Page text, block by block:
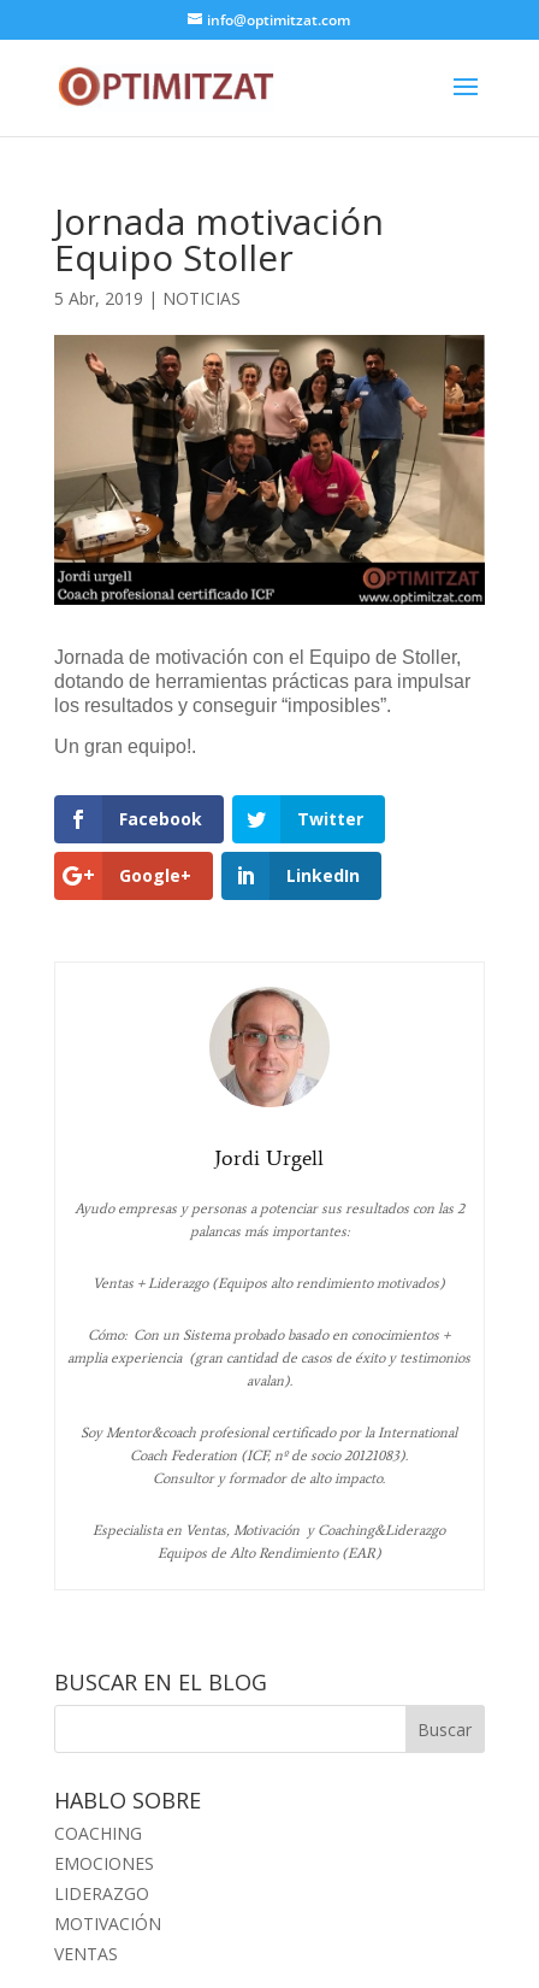
info@optimitzat.com
Jornada motivación
Equipo Stoller
5 Abr, 2019 | NOTICIAS
Jornada de motivación con el Equipo de Stoller,
dotando de herramientas prácticas para impulsar
los resultados y conseguir “imposibles”.
Un gran equipo!.
Facebook Twitter
Google+ LinkedIn
Jordi Urgell
Ayudo empresas y personas a potenciar sus resultados con las 2
palancas más importantes:
Ventas + Liderazgo (Equipos alto rendimiento motivados)
Cómo: Con un Sistema probado basado en conocimientos +
amplia experiencia (gran cantidad de casos de éxito y testimonios
avalan).
Soy Mentor&coach profesional certificado por la International
Coach Federation (ICF, nº de socio 20121083).
Consultor y formador de alto impacto.
Especialista en Ventas, Motivación y Coaching&Liderazgo
Equipos de Alto Rendimiento (EAR)
BUSCAR EN EL BLOG
HABLO SOBRE
COACHING
EMOCIONES
LIDERAZGO
MOTIVACIÓN
VENTAS